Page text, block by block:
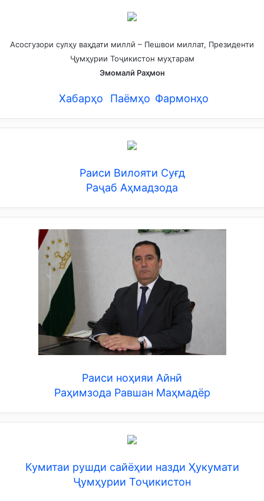
а
д
Асосгузори сулҳу ваҳдати миллӣ – Пешвои миллат, Президенти
Ҷумҳурии Тоҷикистон муҳтарам
Эмомалӣ Раҳмон
Хабарҳо Паёмҳо Фармонҳо
Раиси Вилояти Суғд
Раҷаб Аҳмадзода
Раиси ноҳияи Айнӣ
Раҳимзода Равшан Маҳмадёр
Кумитаи рушди сайёҳии назди Ҳукумати
Ҷумҳурии Тоҷикистон